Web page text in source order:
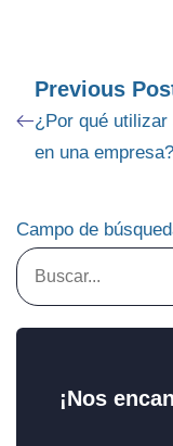
Previous
¿Por qué utilizar
en una empresa?
Campo de
¡Nos